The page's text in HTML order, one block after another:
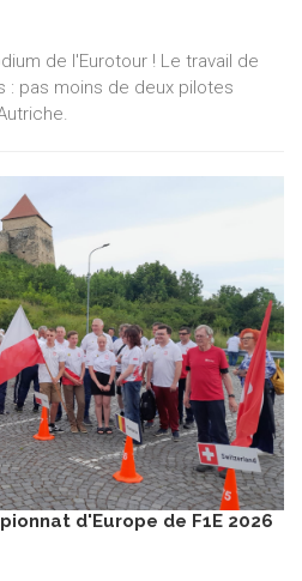
de l'Eurotour ! Le travail de
: pas moins de deux pilotes
d'Europe de F1E 2026